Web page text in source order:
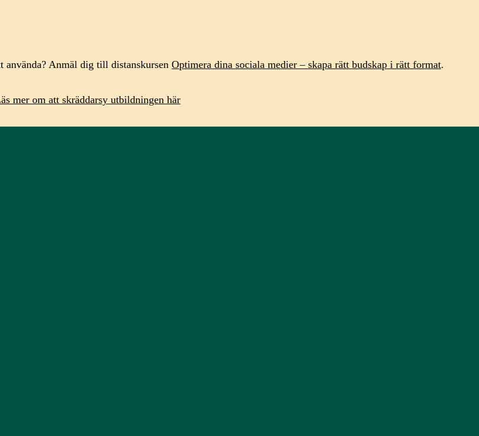
Anmäl dig till distanskursen Optimera dina sociala medier – skapa rätt budskap i rätt format.
mer om att skräddarsy utbildningen här